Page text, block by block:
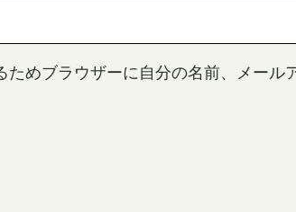
めブラウザーに自分の名前、メール